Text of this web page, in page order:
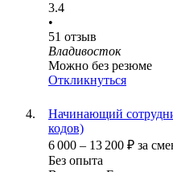
3.4
•
51 отзыв
Владивосток
Можно без резюме
Откликнуться
Начинающий
кодов)
6 000 – 13 200 ₽ за
Без опыта